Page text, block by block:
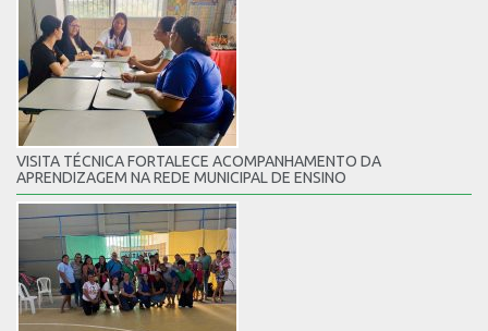
VISITA TÉCNICA FORTALECE ACOMPANHAMENTO DA
APRENDIZAGEM NA REDE MUNICIPAL DE ENSINO